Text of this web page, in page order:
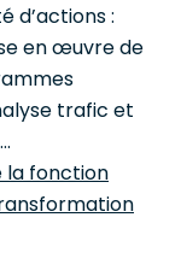
d’actions :
en œuvre de
trafic et
la fonction